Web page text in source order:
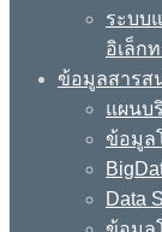
ระบบ
อิเล็ก
ข้อมูลสารส
แผนบ
ข้อมูล
Data